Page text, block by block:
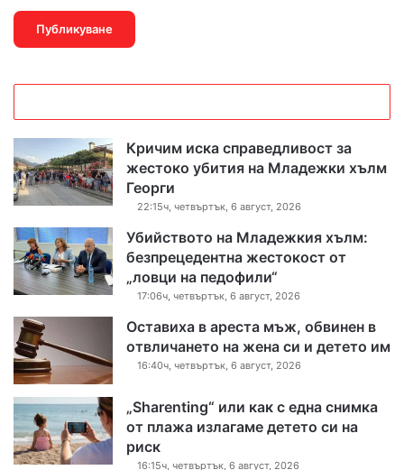
Кричим иска справедливост за
жестоко убития на Младежки хълм
Георги
22:15ч, четвъртък, 6 август, 2026
Убийството на Младежкия хълм:
безпрецедентна жестокост от
„ловци на педофили“
17:06ч, четвъртък, 6 август, 2026
Оставиха в ареста мъж, обвинен в
отвличането на жена си и детето им
16:40ч, четвъртък, 6 август, 2026
„Sharenting“ или как с една снимка
от плажа излагаме детето си на
риск
16:15ч, четвъртък, 6 август, 2026